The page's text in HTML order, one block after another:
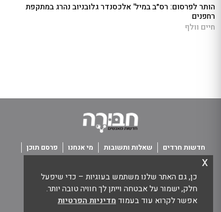
כן, גם האתר שלנו משתמש בעוגיות – כדי שיפעל
חלק, ישמור על אבטחה וייתן לך חוויה טובה יותר.
אפשר לקרוא עוד בעמוד מדיניות הפרטיות
x
הותר לפרסום: רס״ב במיל' אלכסנדר גלובניוב נהרג במתקפת
רחפנים
חיים וולף
חדשות חרדים שאלות ותשובות מי אנחנו
פרסם תוכן
כל הזכויות שמורות חבורה - חדשות מאנשים